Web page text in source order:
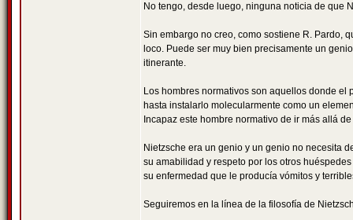
No tengo, desde luego, ninguna noticia de que
Sin embargo no creo, como sostiene R. Pardo,
loco. Puede ser muy bien precisamente un
itinerante.
Los hombres normativos son aquellos donde
hasta instalarlo molecularmente como un
Incapaz este hombre normativo de ir más allá
Nietzsche era un genio y un genio no necesita
su amabilidad y respeto por los otros
su enfermedad que le producía vómitos y
Seguiremos en la línea de la filosofía de